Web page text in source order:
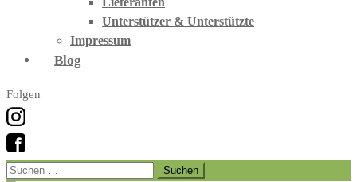
Unterstützer & Unterstützte
Impressum
Blog
Folgen
Suchen